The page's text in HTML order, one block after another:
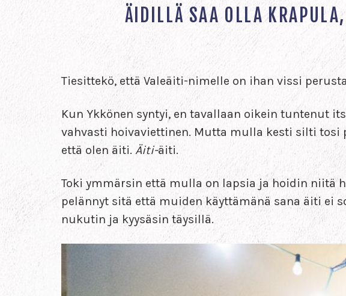
ÄIDILLÄ SAA OLLA
Tiesittekö, että Valeäiti-nimelle on ihan vissi
Kun Ykkönen syntyi, en tavallaan oikein tuntenut
vahvasti hoivaviettinen. Mutta mulla kesti silti tosi
että olen äiti. Äiti-äiti.
Toki ymmärsin että mulla on lapsia ja hoidin niitä
pelännyt sitä että muiden käyttämänä sana äiti ei
nukutin ja kyysäsin täysillä.